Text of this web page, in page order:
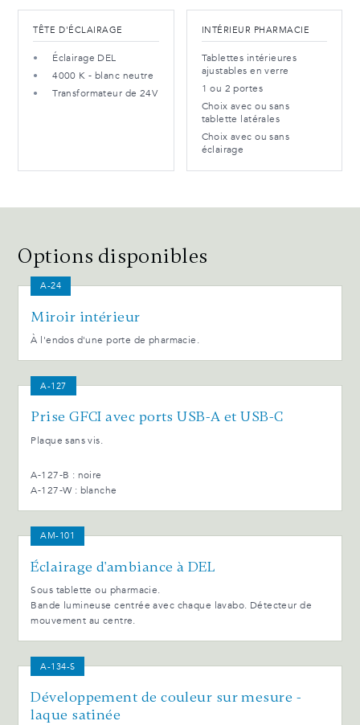
TÊTE D'ÉCLAIRAGE
Éclairage DEL
4000 K - blanc neutre
Transformateur de 24V
INTÉRIEUR PHARMACIE
Tablettes intérieures
ajustables en verre
1 ou 2 portes
Choix avec ou sans
tablette latérales
Choix avec ou sans
éclairage
Options disponibles
A-24
Miroir intérieur
À l'endos d'une porte de pharmacie.
A-127
Prise GFCI avec ports USB-A et USB-C
Plaque sans vis.
A-127-B : noire
A-127-W : blanche
AM-101
Éclairage d'ambiance à DEL
Sous tablette ou pharmacie.
Bande lumineuse centrée avec chaque lavabo. Détecteur de
mouvement au centre.
A-134-S
Développement de couleur sur mesure -
laque satinée